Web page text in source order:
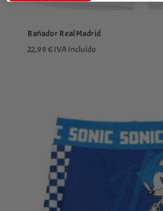
Bañador Real Madrid
22,99€IVA Incluído